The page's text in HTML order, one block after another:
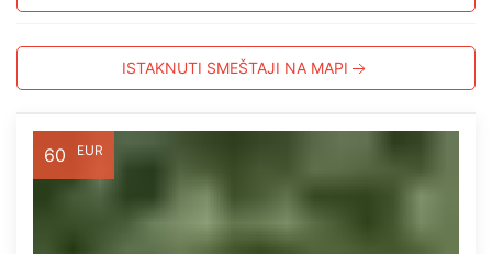
ISTAKNUTI SMEŠTAJI NA MAPI
60 EUR